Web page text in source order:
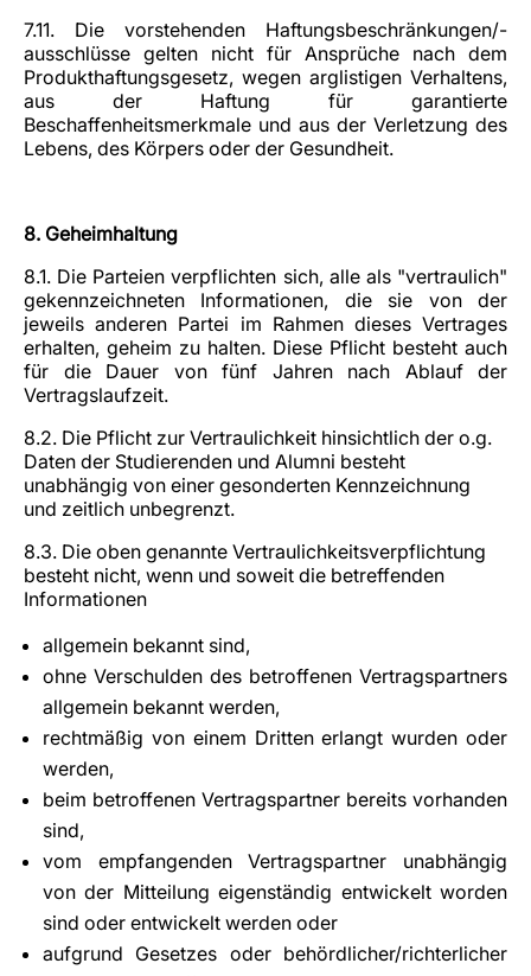
7.11. Die vorstehenden Haftungsbeschränkungen/-
ausschlüsse gelten nicht für Ansprüche nach dem
Produkthaftungsgesetz, wegen arglistigen Verhaltens,
aus der Haftung für garantierte
Beschaffenheitsmerkmale und aus der Verletzung des
Lebens, des Körpers oder der Gesundheit.
8. Geheimhaltung
8.1. Die Parteien verpflichten sich, alle als "vertraulich"
gekennzeichneten Informationen, die sie von der
jeweils anderen Partei im Rahmen dieses Vertrages
erhalten, geheim zu halten. Diese Pflicht besteht auch
für die Dauer von fünf Jahren nach Ablauf der
Vertragslaufzeit.
8.2. Die Pflicht zur Vertraulichkeit hinsichtlich der o.g.
Daten der Studierenden und Alumni besteht
unabhängig von einer gesonderten Kennzeichnung
und zeitlich unbegrenzt.
8.3. Die oben genannte Vertraulichkeitsverpflichtung
besteht nicht, wenn und soweit die betreffenden
Informationen
allgemein bekannt sind,
ohne Verschulden des betroffenen Vertragspartners
allgemein bekannt werden,
rechtmäßig von einem Dritten erlangt wurden oder
werden,
beim betroffenen Vertragspartner bereits vorhanden
sind,
vom empfangenden Vertragspartner unabhängig
von der Mitteilung eigenständig entwickelt worden
sind oder entwickelt werden oder
aufgrund Gesetzes oder behördlicher/richterlicher